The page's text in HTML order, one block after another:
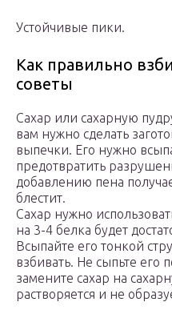
Устойчивые пики.
Как правильно
советы
Сахар или сахарную
вам нужно сделать
выпечки. Его нужно
предотвратить
добавлению пена
блестит.
Сахар нужно
на 3-4 белка будет
Всыпайте его тонкой
взбивать. Не сыпьте его
замените сахар на
растворяется и не